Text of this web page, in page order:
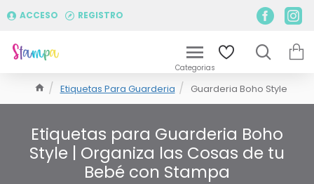
ACCESO REGISTRO
Etiquetas Para Guarderia Guarderia Boho Style
Etiquetas para Guarderia Boho
Style | Organiza las Cosas de tu
Bebé con Stampa